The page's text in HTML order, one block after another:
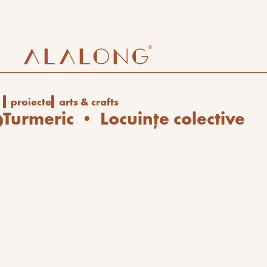
proiecte arts & crafts
Turmeric • Locuințe colective